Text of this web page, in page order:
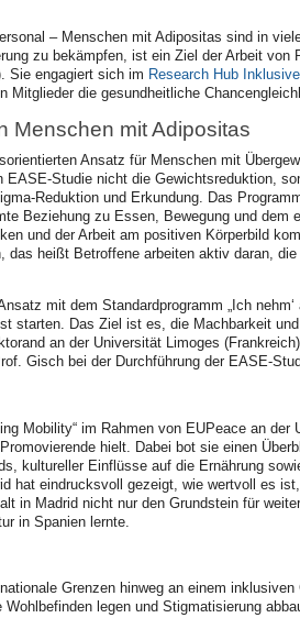
– Menschen mit Adipositas sind in
zu bekämpfen, ist ein Ziel der Arbeit von
Sie engagiert sich im Research Hub
Mitglieder die gesundheitliche
Menschen mit Adipositas
Ansatz für Menschen mit
Studie nicht die Gewichtsreduktion,
Reduktion und Erkundung. Das
Beziehung zu Essen, Bewegung und dem
und der Arbeit am positiven Körperbild
heißt Betroffene arbeiten aktiv daran,
mit dem Standardprogramm „Ich
starten. Das Ziel ist es, die Machbarkeit
an der Universität Limoges
Gisch bei der Durchführung der EASE-
Mobility“ im Rahmen von EUPeace an
hielt. Dabei bot sie einen
kultureller Einflüsse auf die Ernährung
hat eindrucksvoll gezeigt, wie wertvoll es
in Madrid nicht nur den Grundstein für
in Spanien lernte.
Grenzen hinweg an einem
legen und Stigmatisierung